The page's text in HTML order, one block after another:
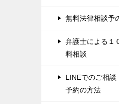
無料法律相談予
弁護士による１
料相談
LINEでのご相談
予約の方法